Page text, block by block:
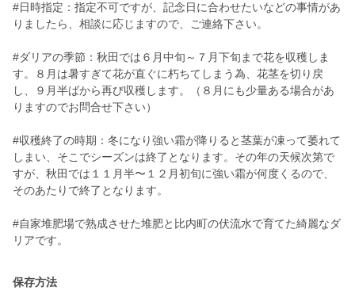
#日時指定：指定不可ですが、記念日に合わせたいなどの事情があ
りましたら、相談に応じますので、ご連絡下さい。
#ダリアの季節：秋田では６月中旬～７月下旬まで花を収穫しま
す。８月は暑すぎて花が直ぐに朽ちてしまう為、花茎を切り戻
し、９月半ばから再び収穫します。（８月にも少量ある場合があ
りますのでお問合せ下さい）
#収穫終了の時期：冬になり強い霜が降りると茎葉が凍って萎れて
しまい、そこでシーズンは終了となります。その年の天候次第で
すが、秋田では１１月半〜１２月初旬に強い霜が何度くるので、
そのあたりで終了となります。
#自家堆肥場で熟成させた堆肥と比内町の伏流水で育てた綺麗なダ
リアです。
保存方法